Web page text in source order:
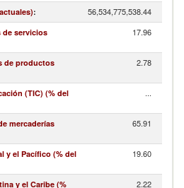
: 56,534,775,538.44
de servicios
17.96
de productos
2.78
(TIC) (% del
...
mercaderías
65.91
y el Pacífico (% del
19.60
y el Caribe (%
2.22